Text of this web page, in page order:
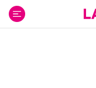
contenido